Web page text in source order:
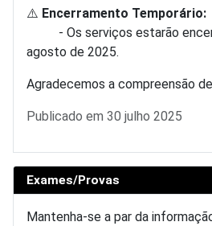
⚠️ Encerramento Temporário:
- Os serviços estarão
agosto de 2025.
Agradecemos a compreensão
Detalhes
Publicado em 30 julho 2025
Exames/Provas
Mantenha-se a par da